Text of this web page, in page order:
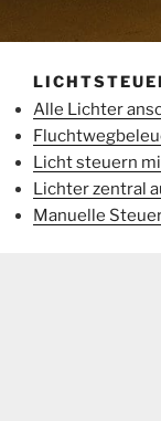
Alle Lichter
Licht steuern
Lichter zentral
Manuelle